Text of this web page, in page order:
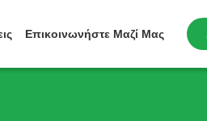
Επικοινωνήστε Μαζί Μας